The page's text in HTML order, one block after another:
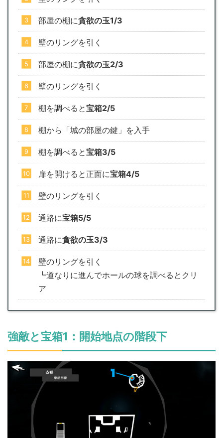
部屋の棚に貪欲の玉1/3
壁のリングを引く
部屋の棚に貪欲の玉2/3
壁のリングを引く
棚を調べると宝箱2/5
棚から「城の部屋の鍵」を入手
棚を調べると宝箱3/5
扉を開けると正面に宝箱4/5
壁のリングを引く
通路に宝箱5/5
通路に貪欲の玉3/3
壁のリングを引く
┗道なりに進んでホールの球を調べるとクリ
ア
強敵と宝箱1：開始地点の階段下